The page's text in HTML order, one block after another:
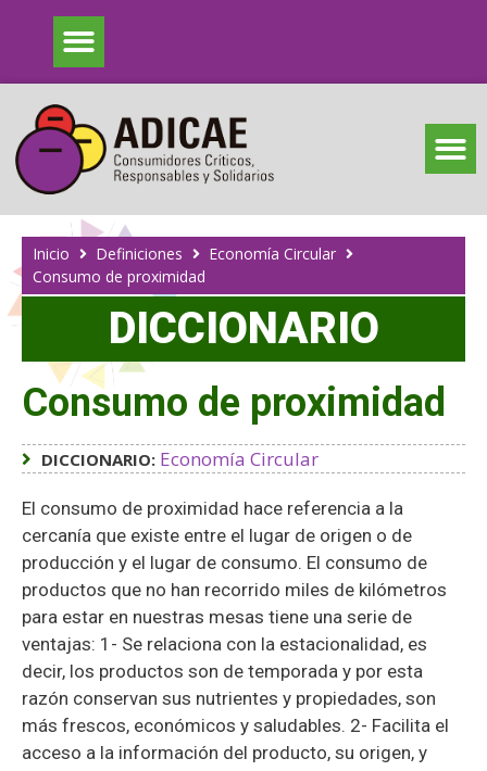
Inicio Definiciones
Economía Circular
Consumo de proximidad
DICCIONARIO
Consumo de proximidad
DICCIONARIO: Economía Circular
El consumo de proximidad hace referencia a la
cercanía que existe entre el lugar de origen o de
producción y el lugar de consumo. El consumo de
productos que no han recorrido miles de kilómetros
para estar en nuestras mesas tiene una serie de
ventajas: 1- Se relaciona con la estacionalidad, es
decir, los productos son de temporada y por esta
razón conservan sus nutrientes y propiedades, son
más frescos, económicos y saludables. 2- Facilita el
acceso a la información del producto, su origen, y